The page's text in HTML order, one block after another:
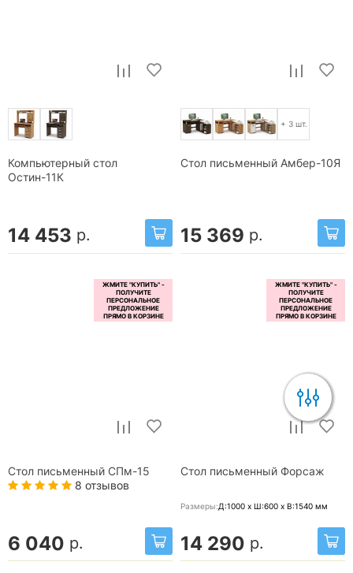
Компьютерный стол
Остин-11К
14 453 р.
+ 3 шт.
Стол письменный Амбер-10Я
15 369 р.
Стол письменный СПм-15
8 отзывов
6 040 р.
Стол письменный Форсаж
Размеры:Д:1000 x Ш:600 x В:1540 мм
14 290 р.